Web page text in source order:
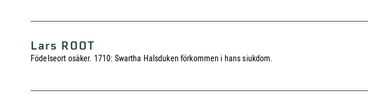
Lars ROOT
Födelseort osäker. 1710: Swartha Halsduken förkommen i hans siukdom.